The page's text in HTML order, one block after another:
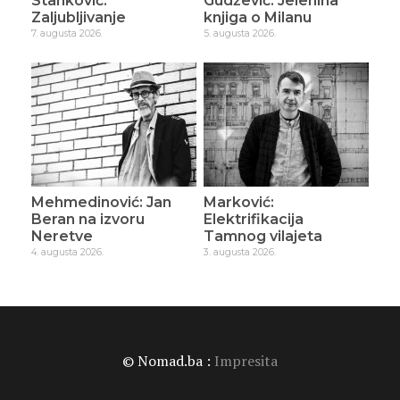
Zaljubljivanje
7. augusta 2026.
knjiga o Milanu
5. augusta 2026.
Mehmedinović: Jan
Beran na izvoru
Neretve
4. augusta 2026.
Marković:
Elektrifikacija
Tamnog vilajeta
3. augusta 2026.
© Nomad.ba : Impresita